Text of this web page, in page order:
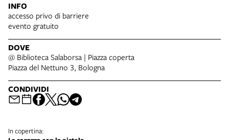
INFO
accesso privo di barriere
evento gratuito
DOVE
@ Biblioteca Salaborsa | Piazza coperta
Piazza del Nettuno 3, Bologna
CONDIVIDI
In copertina: